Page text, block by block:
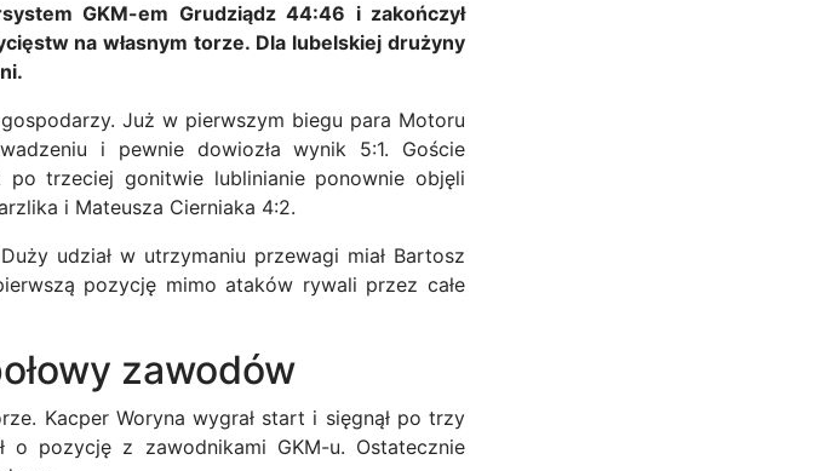
GKM-em Grudziądz 44:46 i zakończył
na własnym torze. Dla lubelskiej drużyny
Już w pierwszym biegu para Motoru
i pewnie dowiozła wynik 5:1. Goście
trzeciej gonitwie lublinianie ponownie objęli
i Mateusza Cierniaka 4:2.
udział w utrzymaniu przewagi miał Bartosz
pozycję mimo ataków rywali przez całe
zawodów
Kacper Woryna wygrał start i sięgnął po trzy
o pozycję z zawodnikami GKM-u. Ostatecznie